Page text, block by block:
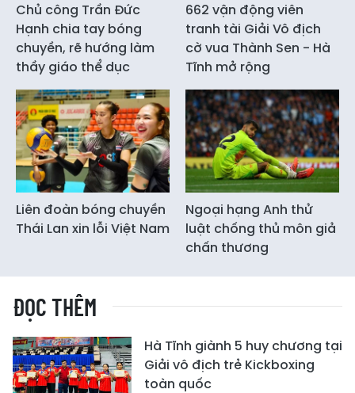
Chủ công Trần Đức
Hạnh chia tay bóng
chuyền, rẽ hướng làm
thầy giáo thể dục
662 vận động viên
tranh tài Giải Vô địch
cờ vua Thành Sen - Hà
Tĩnh mở rộng
Liên đoàn bóng chuyền
Thái Lan xin lỗi Việt Nam
Ngoại hạng Anh thử
luật chống thủ môn giả
chấn thương
ĐỌC THÊM
Hà Tĩnh giành 5 huy chương tại
Giải vô địch trẻ Kickboxing
toàn quốc